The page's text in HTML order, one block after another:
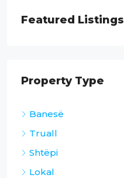
Featured Listings
Property Type
Banesë
Truall
Shtëpi
Lokal